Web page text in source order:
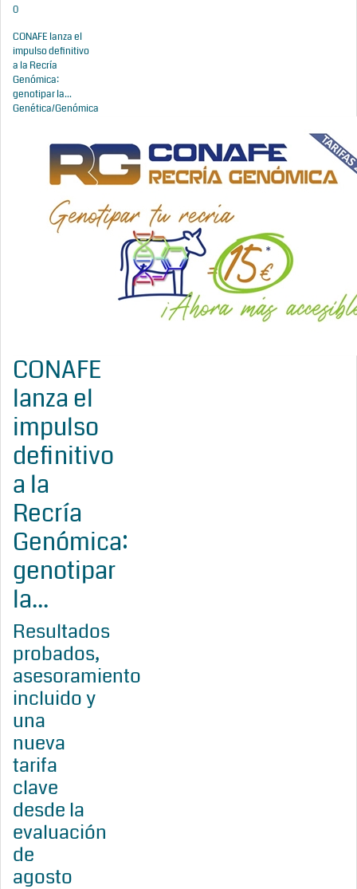
0
CONAFE lanza el
impulso definitivo
a la Recría
Genómica:
genotipar la...
Genética/Genómica
CONAFE
lanza el
impulso
definitivo
a la
Recría
Genómica:
genotipar
la...
Resultados
probados,
asesoramiento
incluido y
una
nueva
tarifa
clave
desde la
evaluación
de
agosto